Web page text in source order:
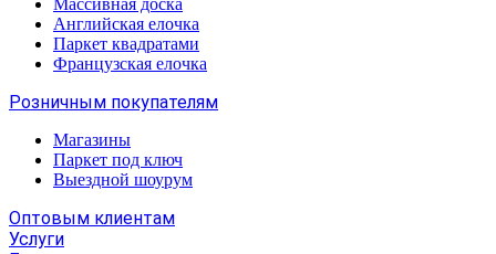
Массивная доска
Английская елочка
Паркет квадратами
Французская елочка
Розничным покупателям
Магазины
Паркет под ключ
Выездной шоурум
Оптовым клиентам
Услуги